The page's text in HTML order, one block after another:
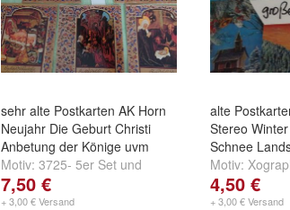
sehr alte Postkarten AK Horn
Neujahr Die Geburt Christi
Anbetung der Könige uvm
Motiv: 3725- 5er Set und
3726- 5er Set
7,50 €
+ 3,00 € Versand
alte
Stereo
Schnee
Motiv:
Brücke ,
gelaufen 198
4,50 €
+ 3,00 € Versand